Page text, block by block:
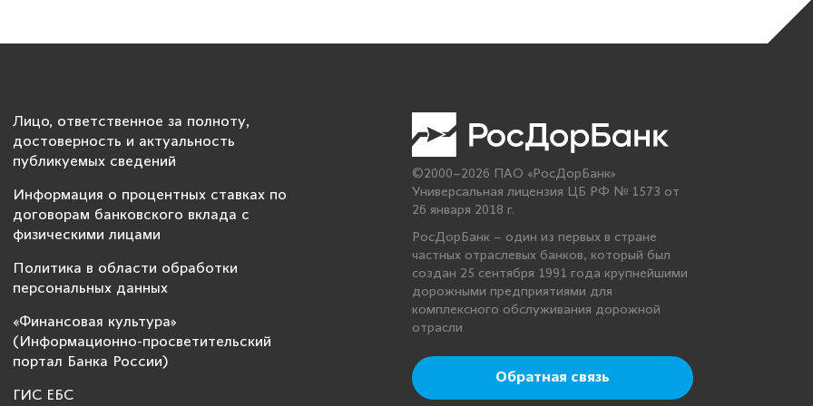
Лицо, ответственное за полноту,
достоверность и актуальность
публикуемых сведений
Информация о процентных ставках по
договорам банковского вклада с
физическими лицами
Политика в области обработки
персональных данных
«Финансовая культура»
(Информационно-просветительский
портал Банка России)
ГИС ЕБС
©2000–2026 ПАО «РосДорБанк»
Универсальная лицензия ЦБ РФ № 1573 от
26 января 2018 г.
РосДорБанк – один из первых в стране
частных отраслевых банков, который был
создан 25 сентября 1991 года крупнейшими
дорожными предприятиями для
комплексного обслуживания дорожной
отрасли
Обратная связь